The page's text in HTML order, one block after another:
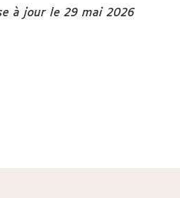
à jour le 29 mai 2026